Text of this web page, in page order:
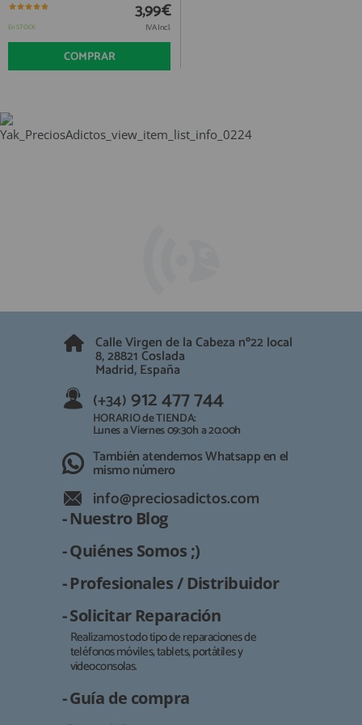
GUÍA DE COMPRA
Lunes a Viernes 09:30h a 20:00h
REGISTRO PROFESIONAL
En STOCK
3,99€
IVA Incl.
COMPRAR
Calle Virgen de la Cabeza nº22 local
8, 28821 Coslada
Madrid, España
(+34) 912 477 744
HORARIO de TIENDA:
Lunes a Viernes 09:30h a 20:00h
También atendemos Whatsapp en el
mismo número
info@preciosadictos.com
- Nuestro Blog
- Quiénes Somos ;)
- Profesionales / Distribuidor
- Solicitar Reparación
Realizamos todo tipo de reparaciones de
teléfonos móviles, tablets, portátiles y
videoconsolas.
- Guía de compra
Responsable:
Finalidad: